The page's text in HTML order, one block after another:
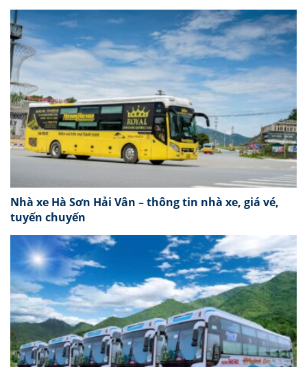
Nhà xe Hà Sơn Hải Vân – thông tin nhà xe, giá vé,
tuyến chuyến